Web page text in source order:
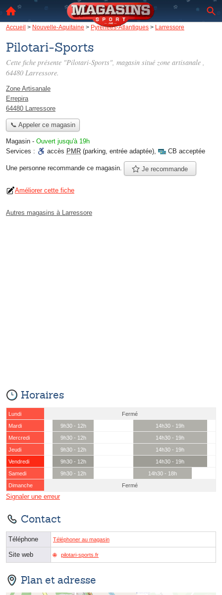
Accueil > Nouvelle-Aquitaine > Pyrénées-Atlantiques > Larressore
Pilotari-Sports
Cette fiche présente "Pilotari-Sports", magasin situé zone artisanale ,
64480 Larressore.
Zone Artisanale
Errepira
64480 Larressore
📞 Appeler ce magasin
Magasin - Ouvert jusqu'à 19h
Services :
accès PMR (parking, entrée adaptée), CB acceptée
Une personne recommande ce magasin. Je recommande
Améliorer cette fiche
Autres magasins à Larressore
Horaires
Lundi
Fermé
Mardi
9h30 - 12h
14h30 - 19h
Mercredi
9h30 - 12h
14h30 - 19h
Jeudi
9h30 - 12h
14h30 - 19h
Vendredi
9h30 - 12h
14h30 - 19h
Samedi
9h30 - 12h
14h30 - 18h
Dimanche
Fermé
Signaler une erreur
Contact
Téléphone Téléphoner au magasin
Site web pilotari-sports.fr
Plan et adresse